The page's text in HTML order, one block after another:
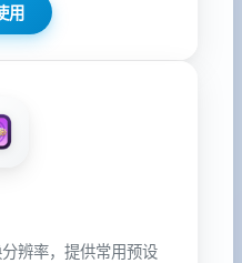
用
辨率，提供常用预设